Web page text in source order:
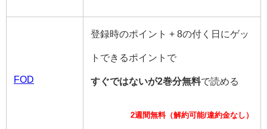
FOD
登録時のポイント + 8の付く日にゲッ
トできるポイントで
すぐではないが2巻分無料で読める
2週間無料（解約可能/違約金なし）